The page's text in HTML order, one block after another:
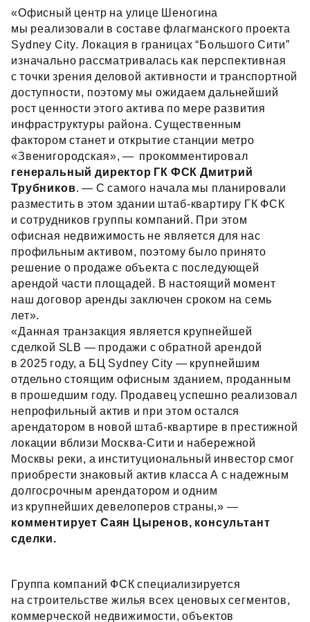
«Офисный центр на улице Шеногина
мы реализовали в составе флагманского проекта
Sydney City. Локация в границах “Большого Сити”
изначально рассматривалась как перспективная
с точки зрения деловой активности и транспортной
доступности, поэтому мы ожидаем дальнейший
рост ценности этого актива по мере развития
инфраструктуры района. Существенным
фактором станет и открытие станции метро
«Звенигородская», — прокомментировал
генеральный директор ГК ФСК Дмитрий
Трубников. — С самого начала мы планировали
разместить в этом здании штаб‑квартиру ГК ФСК
и сотрудников группы компаний. При этом
офисная недвижимость не является для нас
профильным активом, поэтому было принято
решение о продаже объекта с последующей
арендой части площадей. В настоящий момент
наш договор аренды заключен сроком на семь
лет».
«Данная транзакция является крупнейшей
сделкой SLB — продажи с обратной арендой
в 2025 году, а БЦ Sydney City — крупнейшим
отдельно стоящим офисным зданием, проданным
в прошедшим году. Продавец успешно реализовал
непрофильный актив и при этом остался
арендатором в новой штаб‑квартире в престижной
локации вблизи Москва‑Сити и набережной
Москвы реки, а институциональный инвестор смог
приобрести знаковый актив класса А с надежным
долгосрочным арендатором и одним
из крупнейших девелоперов страны,» —
комментирует Саян Цыренов, консультант
сделки.
Группа компаний ФСК специализируется
на строительстве жилья всех ценовых сегментов,
коммерческой недвижимости, объектов